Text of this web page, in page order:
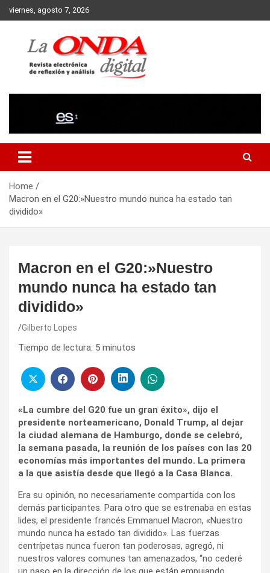
Skip
to
viernes, agosto 7, 2026
Home
Macron en el G20:»Nuestro mundo nunca ha estado tan
dividido»
Macron en el G20:»Nuestro
mundo nunca ha estado tan
dividido»
Gilberto Lopes
Tiempo de lectura: 5 minutos
«La cumbre del G20 fue un gran éxito», dijo el
presidente norteamericano, Donald Trump, al dejar
la ciudad alemana de Hamburgo, donde se celebró,
la semana pasada, la reunión de los países con las 20
economías más importantes del mundo. La primera
a la que asistía desde que llegó a la Casa Blanca.
Era su opinión, no necesariamente compartida con los
demás participantes. Para otro que se estrenaba en estas
lides, el presidente francés Emmanuel Macron, «Nuestro
mundo nunca ha estado tan dividido». Las fuerzas
centrípetas nunca fueron tan poderosas, agregó, ni
nuestros valores comunes tan amenazados, “no cederé